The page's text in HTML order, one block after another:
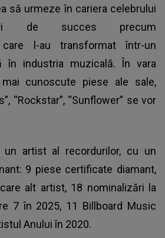
să urmeze în cariera celebrului
de succes precum
care l-au transformat într-un
în industria muzicală. În vara
cunoscute piese ale sale,
“Rockstar”, “Sunflower” se vor
artist al recordurilor, cu un
9 piese certificate diamant,
alt artist, 18 nominalizări la
7 în 2025, 11 Billboard Music
Anului în 2020.